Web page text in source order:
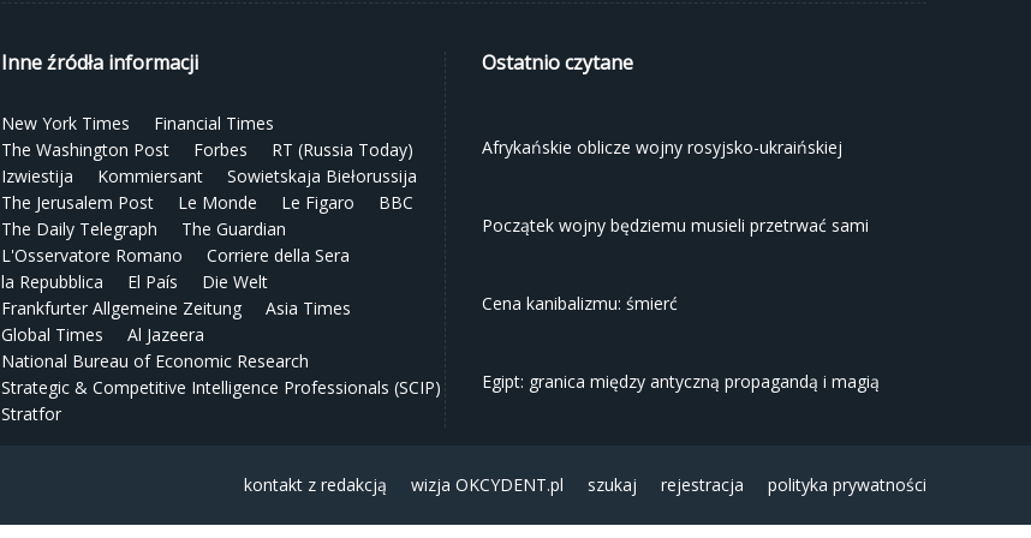
Inne źródła informacji
New York Times
Financial Times
The Washington Post
Forbes
RT (Russia Today)
Izwiestija
Kommiersant
Sowietskaja Biełorussija
The Jerusalem Post
Le Monde Le Figaro
BBC
The Daily Telegraph
The Guardian
L'Osservatore Romano
Corriere della Sera
la Repubblica
El País
Die Welt
Frankfurter Allgemeine Zeitung
Asia Times
Global Times
Al Jazeera
National Bureau of Economic Research
Strategic & Competitive Intelligence Professionals (SCIP)
Stratfor
Ostatnio czytane
Afrykańskie oblicze wojny rosyjsko-ukraińskiej
Początek wojny będziemu musieli przetrwać sami
Cena kanibalizmu: śmierć
Egipt: granica między antyczną propagandą i magią
kontakt z redakcją wizja OKCYDENT.pl szukaj rejestracja polityka prywatności